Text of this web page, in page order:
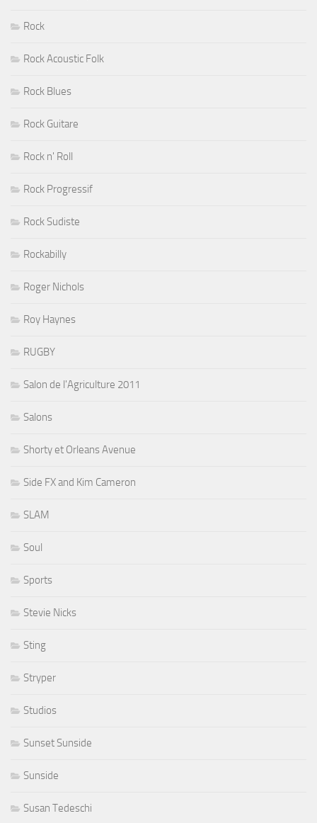
Rock
Rock Acoustic Folk
Rock Blues
Rock Guitare
Rock n' Roll
Rock Progressif
Rock Sudiste
Rockabilly
Roger Nichols
Roy Haynes
RUGBY
Salon de l'Agriculture 2011
Salons
Shorty et Orleans Avenue
Side FX and Kim Cameron
SLAM
Soul
Sports
Stevie Nicks
Sting
Stryper
Studios
Sunset Sunside
Sunside
Susan Tedeschi